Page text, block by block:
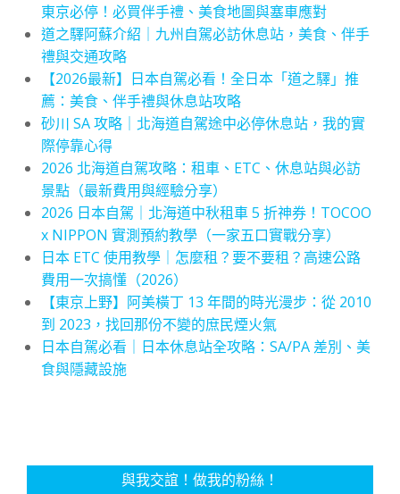
東京必停！必買伴手禮、美食地圖與塞車應對
道之驛阿蘇介紹｜九州自駕必訪休息站，美食、伴手
禮與交通攻略
【2026最新】日本自駕必看！全日本「道之驛」推
薦：美食、伴手禮與休息站攻略
砂川 SA 攻略｜北海道自駕途中必停休息站，我的實
際停靠心得
2026 北海道自駕攻略：租車、ETC、休息站與必訪
景點（最新費用與經驗分享）
2026 日本自駕｜北海道中秋租車 5 折神券！TOCOO
x NIPPON 實測預約教學（一家五口實戰分享）
日本 ETC 使用教學｜怎麼租？要不要租？高速公路
費用一次搞懂（2026）
【東京上野】阿美橫丁 13 年間的時光漫步：從 2010
到 2023，找回那份不變的庶民煙火氣
日本自駕必看｜日本休息站全攻略：SA/PA 差別、美
食與隱藏設施
與我交誼！做我的粉絲！